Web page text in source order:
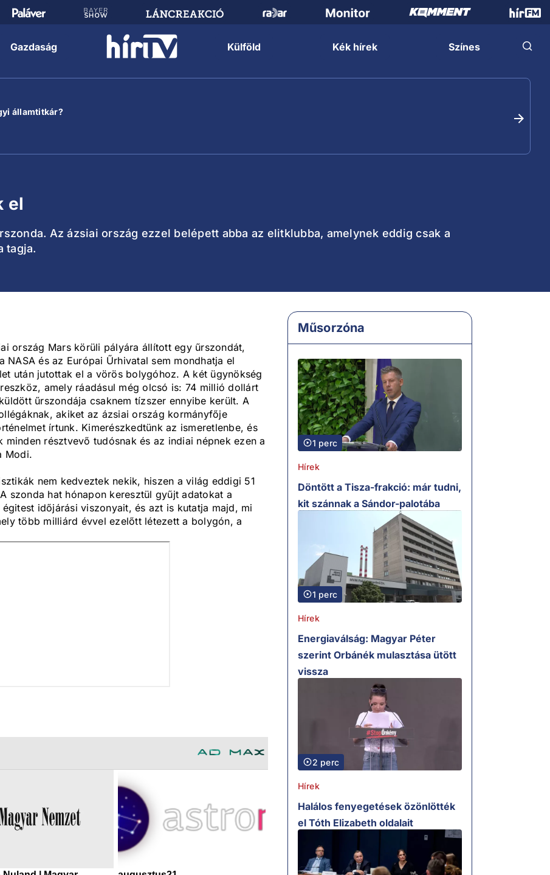
Gazdaság Külföld Kék hírek Színes
államtitkár?
el
Az ázsiai ország ezzel belépett abba az elitklubba, amelynek eddig csak a
tagja.
ország Mars körüli pályára állított egy űrszondát,
és az Európai Űrhivatal sem mondhatja el
után jutottak el a vörös bolygóhoz. A két ügynökség
amely ráadásul még olcsó is: 74 millió dollárt
űrszondája csaknem tízszer ennyibe került. A
akiket az ázsiai ország kormányfője
írtunk. Kimerészkedtünk az ismeretlenbe, és
résztvevő tudósnak és az indiai népnek ezen a
Modi.
nem kedveztek nekik, hiszen a világ eddigi 51
szonda hat hónapon keresztül gyűjt adatokat a
időjárási viszonyait, és azt is kutatja majd, mi
több milliárd évvel ezelőtt létezett a bolygón, a
Műsorzóna
1 perc
Hírek
Döntött a Tisza-frakció: már tudni,
kit szánnak a Sándor-palotába
1 perc
Hírek
Energiaválság: Magyar Péter
szerint Orbánék mulasztása ütött
vissza
2 perc
Hírek
Halálos fenyegetések özönlötték
el Tóth Elizabeth oldalait